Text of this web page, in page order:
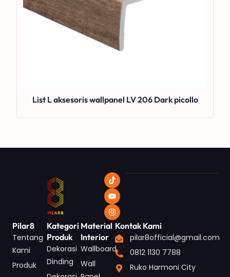
List L aksesoris wallpanel LV 206 Dark picollo
Pilar8
Tentang
Kami
Produk
Kategori
Produk
Dekorasi
Dinding
Material
Interior
Wallboard
Wall
Kontak Kami
pilar8official@gmail.com
0812 1130 7788
Ruko Harmoni City